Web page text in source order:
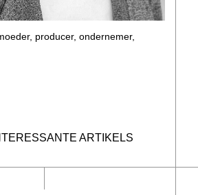
producer, ondernemer,
ARTIKELS